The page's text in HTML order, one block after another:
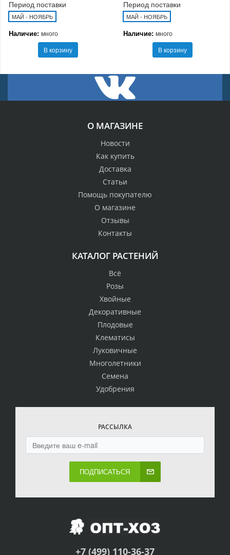
Период поставки
МАЙ - НОЯБРЬ
Наличие: много
В корзину
Период поставки
МАЙ - НОЯБРЬ
Наличие: много
В корзину
О МАГАЗИНЕ
Новости
Как купить
Доставка
Статьи
Помощь покупателю
О магазине
Отзывы
Контакты
КАТАЛОГ РАСТЕНИЙ
Всё
Розы
Хвойные
Декоративные
Плодовые
Клематисы
Луковичные
Многолетники
Семена
Удобрения
РАССЫЛКА
ПОДПИСАТЬСЯ
+7 (499) 110-36-37